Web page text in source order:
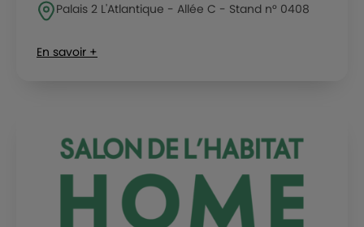
Palais 2 L'Atlantique - Allée C - Stand n° 0408
En savoir +